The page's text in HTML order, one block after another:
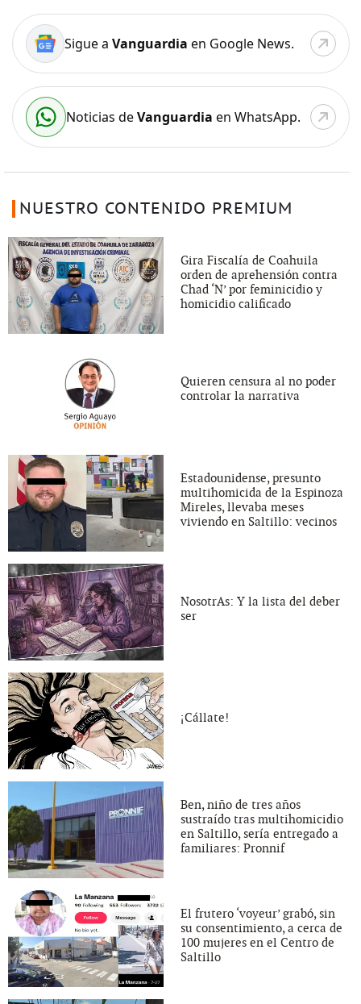
Sigue a Vanguardia en Google News.
Noticias deVanguardia en WhatsApp.
NUESTRO CONTENIDO PREMIUM
Gira Fiscalía de Coahuila
orden de aprehensión contra
Chad ‘N’ por feminicidio y
homicidio calificado
Quieren censura al no poder
controlar la narrativa
Estadounidense, presunto
multihomicida de la Espinoza
Mireles, llevaba meses
viviendo en Saltillo: vecinos
NosotrAs: Y la lista del deber
ser
¡Cállate!
Ben, niño de tres años
sustraído tras multihomicidio
en Saltillo, sería entregado a
familiares: Pronnif
El frutero ‘voyeur’ grabó, sin
su consentimiento, a cerca de
100 mujeres en el Centro de
Saltillo